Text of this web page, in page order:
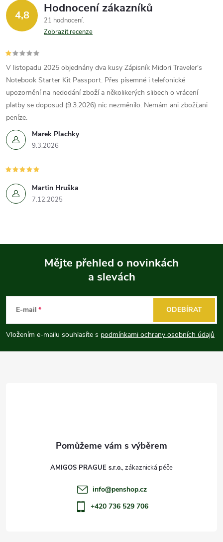
4,8 Hodnocení zákazníků
21 hodnocení
Zobrazit recenze
Marek Plachky
9.3.2026
V listopadu 2025 objednány dva kusy Zápisník Midori Traveler's
Notebook Starter Kit Passport. Přes písemné i telefonické
upozornění na nedodání zboží a několikerých slibech o vrácení
platby se doposud (9.3.2026) nic nezměnilo. Nemám ani zboží,ani
peníze.
Martin Hruška
7.12.2025
p
a
Mějte přehled o novinkách
a slevách
E-mail
Vložením e-mailu souhlasíte s podmínkami ochrany osobních údajů
ODEBÍRAT
AMIGOS PRAGUE s.r.o.
info@penshop.cz
+420 736 529 706